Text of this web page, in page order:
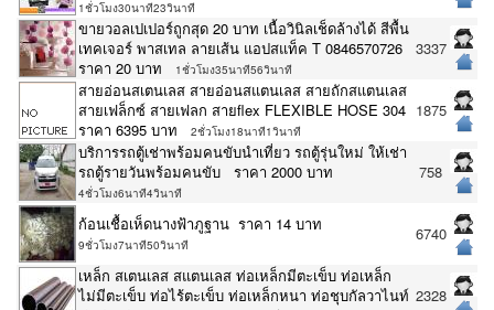
1ชั่วโมง30นาที23วินาที
ขายวอลเปเปอร์ถูกสุด 20 บาท เนื้อวินิลเช็ดล้างได้ สีพื้น
เทคเจอร์ พาสเทล ลายเส้น แอปสแท็ค T 0846570726
ราคา 20 บาท
1ชั่วโมง35นาที56วินาที
3337
สายอ่อนสเตนเลส สายอ่อนสแตนเลส สายถักสแตนเลส
สายเฟล็กซ์ สายเฟลก สายflex FLEXIBLE HOSE 304
ราคา 6395 บาท
2ชั่วโมง18นาที1วินาที
1875
บริการรถตู้เช่าพร้อมคนขับนำเที่ยว รถตู้รุ่นใหม่ ให้เช่า
รถตู้รายวันพร้อมคนขับ ราคา 2000 บาท
4ชั่วโมง6นาที4วินาที
758
ก้อนเชื้อเห็ดนางฟ้าภูฐาน ราคา 14 บาท
9ชั่วโมง7นาที50วินาที
6740
เหล็ก สเตนเลส สแตนเลส ท่อเหล็กมีตะเข็บ ท่อเหล็ก
ไม่มีตะเข็บ ท่อไร้ตะเข็บ ท่อเหล็กหนา ท่อชุบกัลวาไนท์ 2328